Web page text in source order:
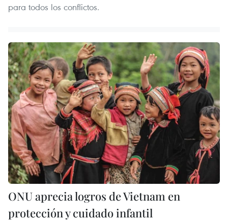
para todos los conflictos.
ONU aprecia logros de Vietnam en
protección y cuidado infantil